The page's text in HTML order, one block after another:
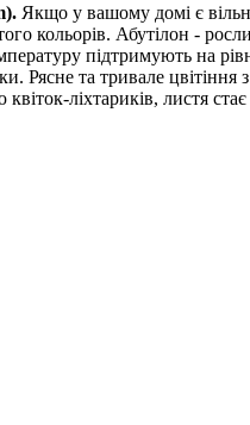
. Якщо у вашому домі є
кольорів. Абутілон -
підтримують на
Рясне та тривале
ліхтариків, листя